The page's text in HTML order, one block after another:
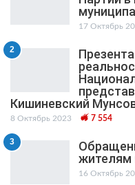
17 Октябрь
2
Кишиневский
8 Октябрь 2023 7 554
3
жителям
16 Октябрь